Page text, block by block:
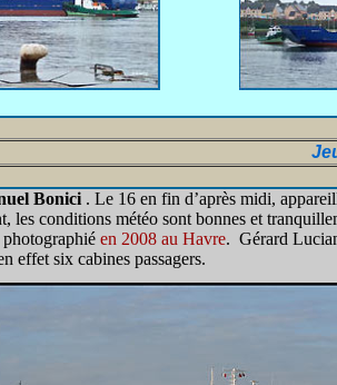
Bonici . Le 16 en fin d’après midi,
les conditions météo sont bonnes et
en 2008 au Havre. Gérard
effet six cabines passagers.